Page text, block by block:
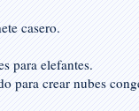
casero.
para elefantes.
para crear nubes